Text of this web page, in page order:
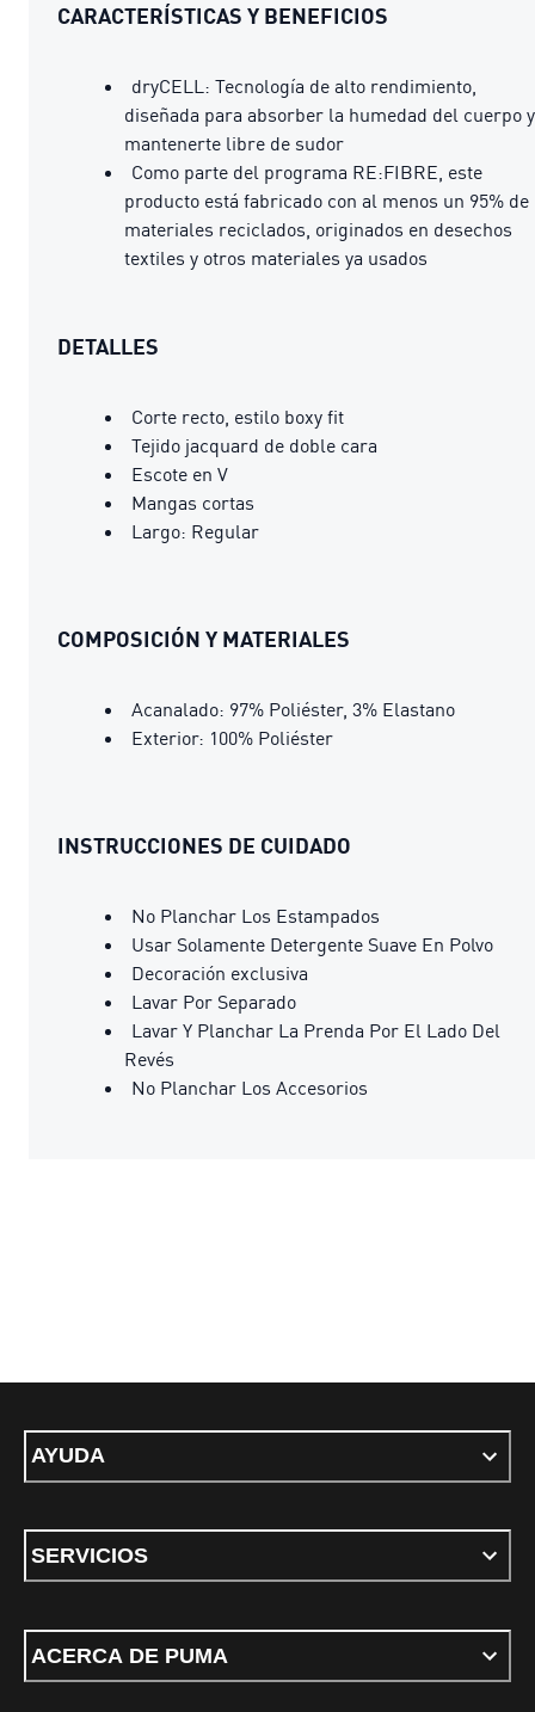
CARACTERÍSTICAS Y BENEFICIOS
dryCELL: Tecnología de alto rendimiento,
diseñada para absorber la humedad del cuerpo y
mantenerte libre de sudor
Como parte del programa RE:FIBRE, este
producto está fabricado con al menos un 95% de
materiales reciclados, originados en desechos
textiles y otros materiales ya usados
DETALLES
Corte recto, estilo boxy fit
Tejido jacquard de doble cara
Escote en V
Mangas cortas
Largo: Regular
COMPOSICIÓN Y MATERIALES
Acanalado: 97% Poliéster, 3% Elastano
Exterior: 100% Poliéster
INSTRUCCIONES DE CUIDADO
No Planchar Los Estampados
Usar Solamente Detergente Suave En Polvo
Decoración exclusiva
Lavar Por Separado
Lavar Y Planchar La Prenda Por El Lado Del
Revés
No Planchar Los Accesorios
AYUDA
SERVICIOS
ACERCA DE PUMA